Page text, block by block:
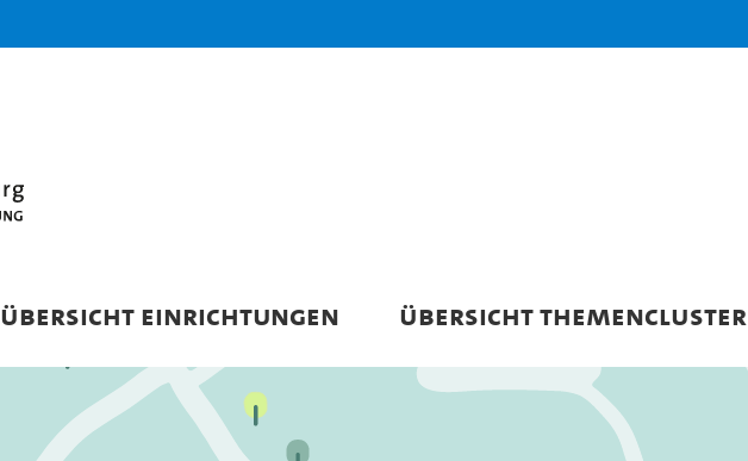
ÜBERSICHT EINRICHTUNGEN ÜBERSICHT THEMENCLUSTER